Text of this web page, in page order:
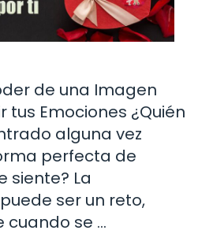
de una Imagen
tus Emociones ¿Quién
alguna vez
perfecta de
siente? La
ser un reto,
cuando se …